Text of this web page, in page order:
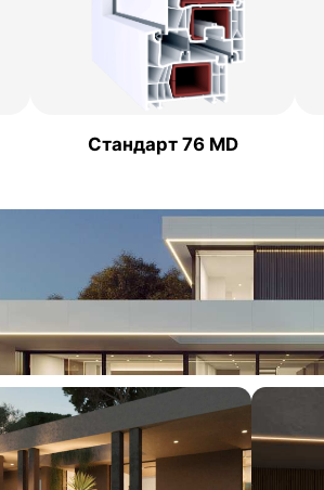
Стандарт 76 MD